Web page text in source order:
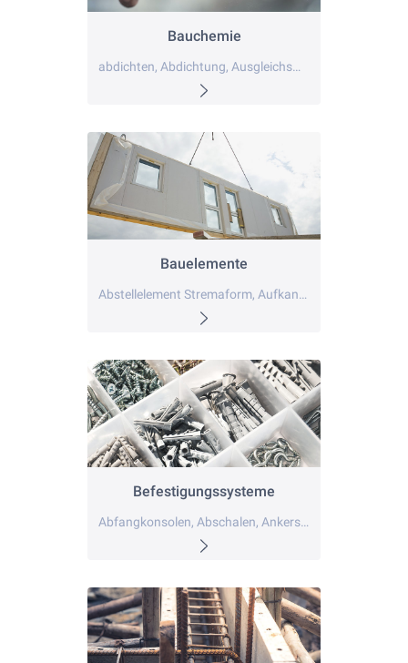
Bauchemie
abdichten, Abdichtung, Ausgleichsmasse
Bauelemente
Abstellelement Stremaform, Aufkantung, Aussparungen
Befestigungssysteme
Abfangkonsolen, Abschalen, Ankerschienen